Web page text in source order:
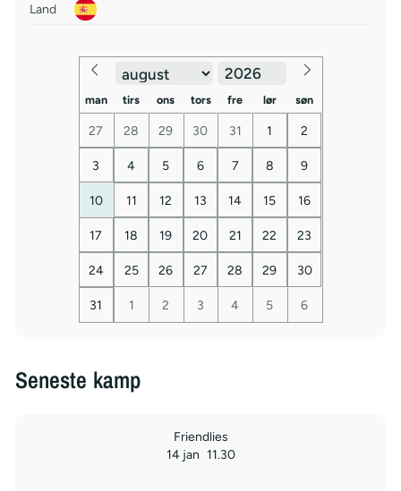
Land
man tirs ons tors fre lør søn
27 28 29 30 31 1 2
3 4 5 6 7 8 9
10 11 12 13 14 15 16
17 18 19 20 21 22 23
24 25 26 27 28 29 30
31 1 2 3 4 5 6
Seneste kamp
Friendlies
14 jan 11.30